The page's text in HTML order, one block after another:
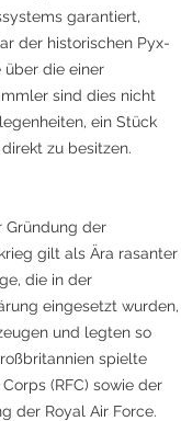
garantiert,
der historischen Pyx-
über die einer
sind dies nicht
ein Stück
zu besitzen.
Gründung der
gilt als Ära rasanter
die in der
eingesetzt wurden,
und legten so
spielte
(RFC) sowie der
der Royal Air Force.